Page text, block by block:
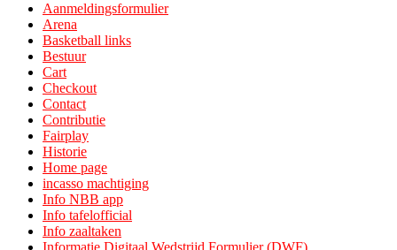
Aanmeldingsformulier
Arena
Basketball links
Bestuur
Cart
Checkout
Contact
Contributie
Fairplay
Historie
Home page
incasso machtiging
Info NBB app
Info tafelofficial
Info zaaltaken